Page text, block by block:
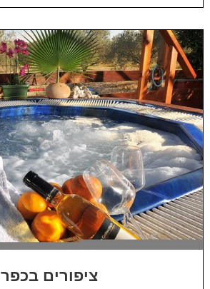
ציפורים בכפר